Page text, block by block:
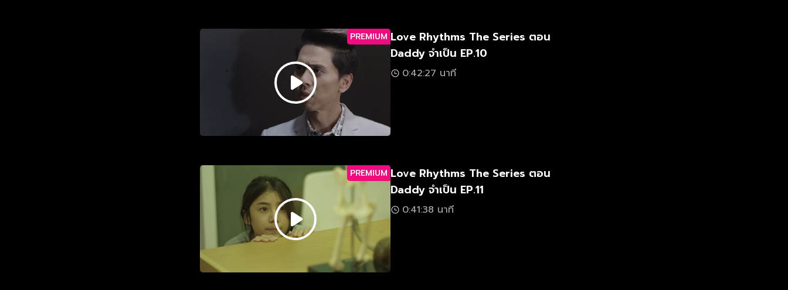
PREMIUM Love Rhythms The Series ตอน
Daddy จำเป็น EP.10
0:42:27 นาที
PREMIUM Love Rhythms The Series ตอน
Daddy จำเป็น EP.11
0:41:38 นาที